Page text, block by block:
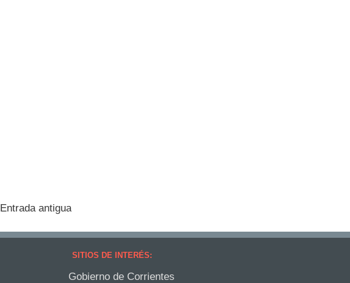
Entrada antigua
SITIOS DE INTERÉS:
Gobierno de Corrientes